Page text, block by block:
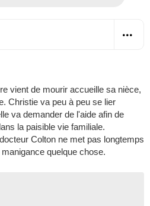
vient de mourir accueille sa nièce,
Christie va peu à peu se lier
va demander de l'aide afin de
la paisible vie familiale.
Colton ne met pas longtemps
quelque chose.